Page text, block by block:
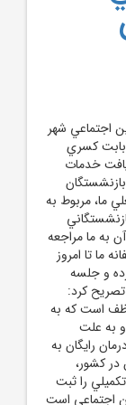
تامين اجتماعي شهر
مراجعات بابت کسري
خدمات
ما، مربوط به
به ما مراجعه
ما تا امروز
و جلسه
‌کرد:
است که به
و به علت
رايگان به
در کشور،
را ثبت
اجتماعي است